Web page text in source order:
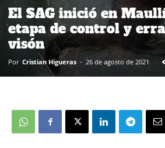
El SAG inició en
etapa de control y
visón
Por Cristian Higueras - 26 de agosto de 2021